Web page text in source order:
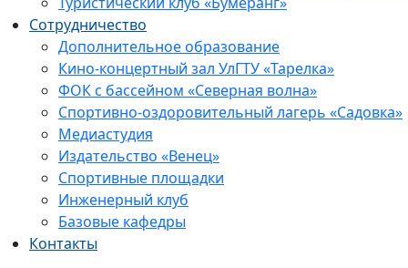
Сотрудничество
Дополнительное образование
Кино-концертный зал УлГТУ «Тарелка»
ФОК с бассейном «Северная волна»
Спортивно-оздоровительный лагерь «Садовка»
Медиастудия
Издательство «Венец»
Спортивные площадки
Инженерный клуб
Базовые кафедры
Контакты